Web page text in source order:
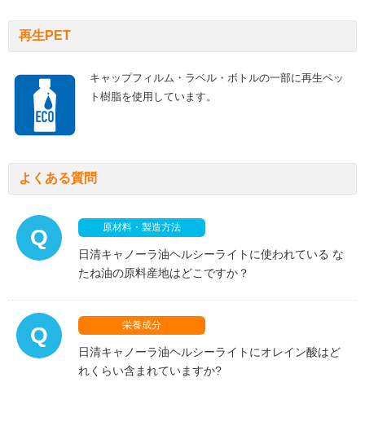
再生PET
キャップフィルム・ラベル・ボトルの一部に再生ペッ
ト樹脂を使用しています。
よくある質問
Q 原材料・製造方法
日清キャノーラ油ヘルシーライトに使われている な
たね油の原料産地はどこですか？
Q 栄養成分
日清キャノーラ油ヘルシーライトにオレイン酸はど
れくらい含まれていますか?